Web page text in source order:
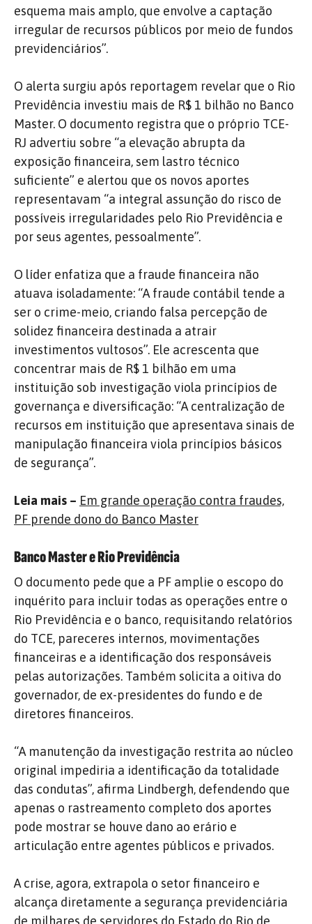
esquema mais amplo, que envolve a captação
irregular de recursos públicos por meio de fundos
previdenciários”.
O alerta surgiu após reportagem revelar que o Rio
Previdência investiu mais de R$ 1 bilhão no Banco
Master. O documento registra que o próprio TCE-
RJ advertiu sobre “a elevação abrupta da
exposição financeira, sem lastro técnico
suficiente” e alertou que os novos aportes
representavam “a integral assunção do risco de
possíveis irregularidades pelo Rio Previdência e
por seus agentes, pessoalmente”.
O líder enfatiza que a fraude financeira não
atuava isoladamente: “A fraude contábil tende a
ser o crime-meio, criando falsa percepção de
solidez financeira destinada a atrair
investimentos vultosos”. Ele acrescenta que
concentrar mais de R$ 1 bilhão em uma
instituição sob investigação viola princípios de
governança e diversificação: “A centralização de
recursos em instituição que apresentava sinais de
manipulação financeira viola princípios básicos
de segurança”.
Leia mais – Em grande operação contra fraudes,
PF prende dono do Banco Master
Banco Master e Rio Previdência
O documento pede que a PF amplie o escopo do
inquérito para incluir todas as operações entre o
Rio Previdência e o banco, requisitando relatórios
do TCE, pareceres internos, movimentações
financeiras e a identificação dos responsáveis
pelas autorizações. Também solicita a oitiva do
governador, de ex-presidentes do fundo e de
diretores financeiros.
“A manutenção da investigação restrita ao núcleo
original impediria a identificação da totalidade
das condutas”, afirma Lindbergh, defendendo que
apenas o rastreamento completo dos aportes
pode mostrar se houve dano ao erário e
articulação entre agentes públicos e privados.
A crise, agora, extrapola o setor financeiro e
alcança diretamente a segurança previdenciária
de milhares de servidores do Estado do Rio de